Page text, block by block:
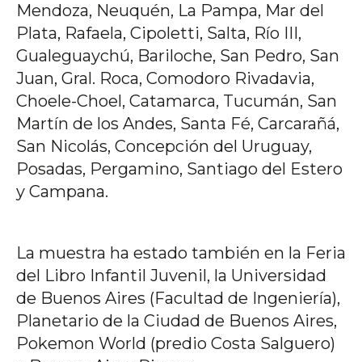
Mendoza, Neuquén, La Pampa, Mar del
Plata, Rafaela, Cipoletti, Salta, Río III,
Gualeguaychú, Bariloche, San Pedro, San
Juan, Gral. Roca, Comodoro Rivadavia,
Choele-Choel, Catamarca, Tucumán, San
Martín de los Andes, Santa Fé, Carcarañá,
San Nicolás, Concepción del Uruguay,
Posadas, Pergamino, Santiago del Estero
y Campana.
La muestra ha estado también en la Feria
del Libro Infantil Juvenil, la Universidad
de Buenos Aires (Facultad de Ingeniería),
Planetario de la Ciudad de Buenos Aires,
Pokemon World (predio Costa Salguero)